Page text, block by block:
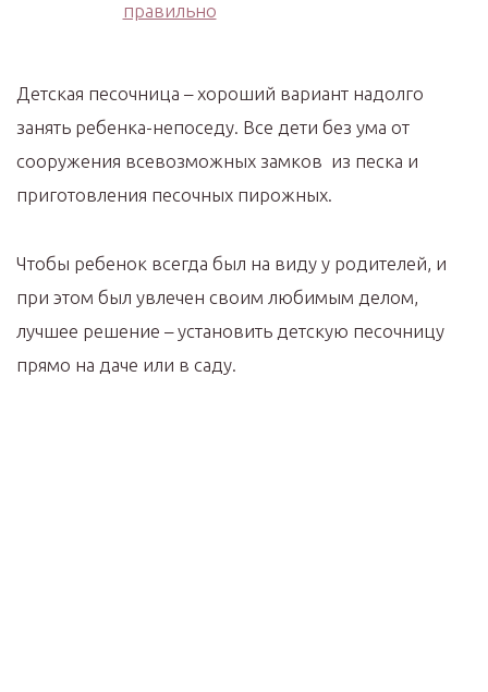
Детская песочница – хороший вариант надолго
занять ребенка-непоседу. Все дети без ума от
сооружения всевозможных замков из песка и
приготовления песочных пирожных.
Чтобы ребенок всегда был на виду у родителей, и
при этом был увлечен своим любимым делом,
лучшее решение – установить детскую песочницу
прямо на даче или в саду.